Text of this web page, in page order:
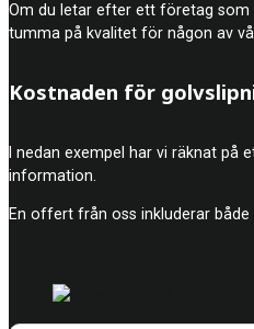
Om du letar efter ett företag som
tumma på kvalitet för någon av
Kostnaden för
I nedan exempel har vi räknat
information.
En offert från oss inkluderar